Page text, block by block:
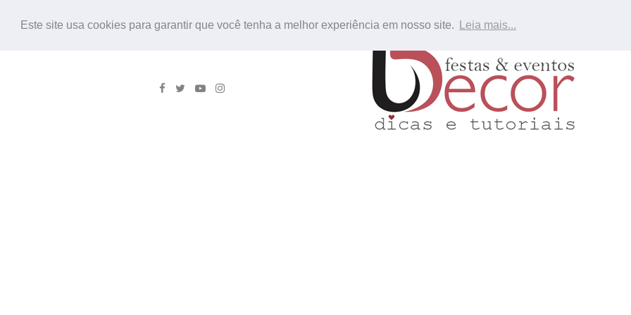
Este site usa cookies para garantir que você tenha a melhor experiência em nosso site. Leia mais...